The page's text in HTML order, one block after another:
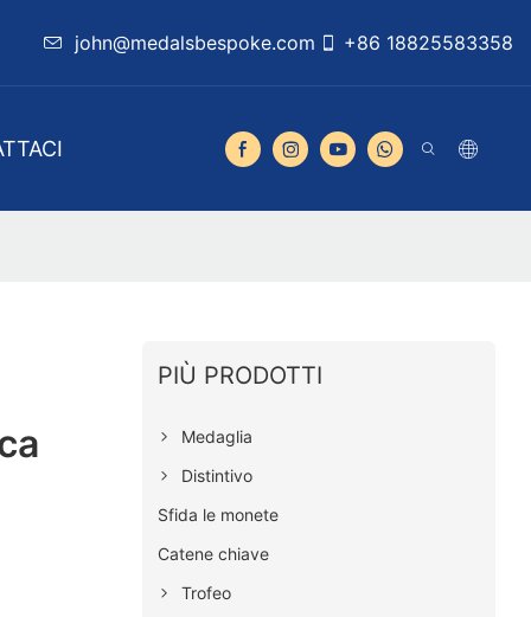
john@medalsbespoke.com +86 18825583358
PIÙ PRODOTTI
Medaglia
Distintivo
Sfida le monete
Catene chiave
Trofeo